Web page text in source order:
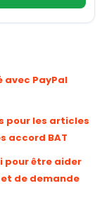
avec PayPal
pour les articles
accord BAT
pour être aider
de demande